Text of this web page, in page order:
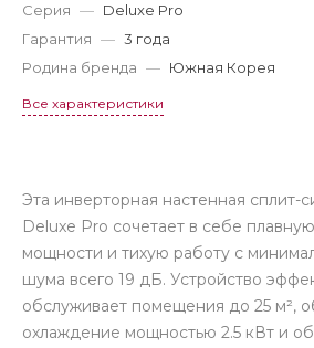
Серия — Deluxe Pro
Гарантия — 3 года
Родина бренда — Южная Корея
Все характеристики
Эта инверторная настенная сплит-
Deluxe Pro сочетает в себе
мощности и тихую работу с
шума всего 19 дБ. Устройство
обслуживает помещения до 25 м²,
охлаждение мощностью 2.5 кВт и